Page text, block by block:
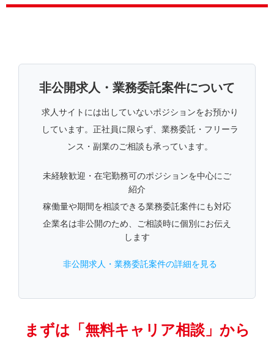
非公開求人・業務委託案件について
求人サイトには出していないポジションをお預かり
しています。正社員に限らず、業務委託・フリーラ
ンス・副業のご相談も承っています。
未経験歓迎・在宅勤務可のポジションを中心にご
紹介
稼働量や期間を相談できる業務委託案件にも対応
企業名は非公開のため、ご相談時に個別にお伝え
します
非公開求人・業務委託案件の詳細を見る
まずは「無料キャリア相談」から